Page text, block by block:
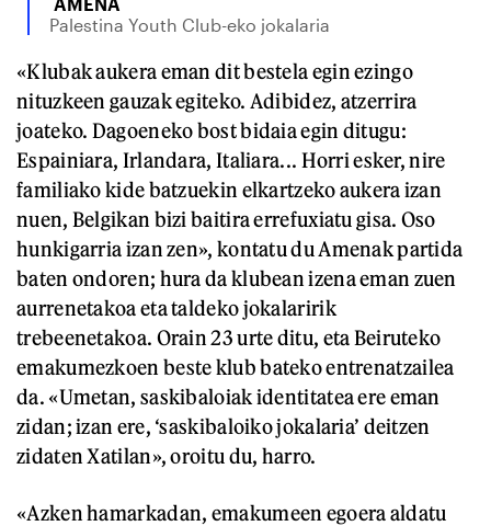
Palestina Youth Club-eko jokalaria
«Klubak aukera eman dit bestela egin ezingo
nituzkeen gauzak egiteko. Adibidez, atzerrira
joateko. Dagoeneko bost bidaia egin ditugu:
Espainiara, Irlandara, Italiara... Horri esker, nire
familiako kide batzuekin elkartzeko aukera izan
nuen, Belgikan bizi baitira errefuxiatu gisa. Oso
hunkigarria izan zen», kontatu du Amenak partida
baten ondoren; hura da klubean izena eman zuen
aurrenetakoa eta taldeko jokalaririk
trebeenetakoa. Orain 23 urte ditu, eta Beiruteko
emakumezkoen beste klub bateko entrenatzailea
da. «Umetan, saskibaloiak identitatea ere eman
zidan; izan ere, ‘saskibaloiko jokalaria’ deitzen
zidaten Xatilan», oroitu du, harro.
«Azken hamarkadan, emakumeen egoera aldatu